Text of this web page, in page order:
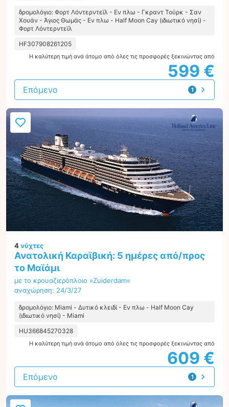
δρομολόγιο: Φορτ Λόντερντεϊλ - Εν πλω - Γκραντ Τούρκ - Σαν
Χουάν - Άγιος Θωμάς - Εν πλω - Half Moon Cay (ιδιωτικό νησί) -
Φορτ Λόντερντεϊλ
HF307908261205
Η καλύτερη τιμή ανά άτομο από όλες τις προσφορές ξεκινώντας από
599 €
1
προσφορά
Επόμενο
4νύχτες
Ανατολική Καραϊβική: 5 ημέρες από/προς
το Μαϊάμι
με το κρουαζιερόπλοιο »Zuiderdam«
αναχώρηση: 24/3/27
δρομολόγιο: Miami - Δυτικό κλειδί - Εν πλω - Half Moon Cay
(ιδιωτικό νησί) - Miami
HU366845270328
Η καλύτερη τιμή ανά άτομο από όλες τις προσφορές ξεκινώντας από
609 €
1
προσφορά
Επόμενο